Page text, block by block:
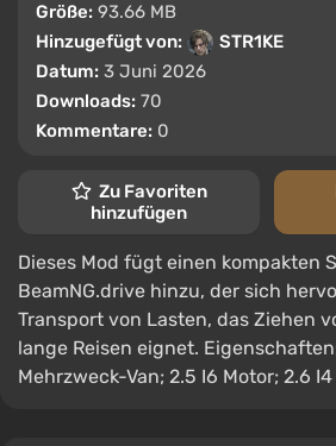
Größe: 93.66 MB
Hinzugefügt von:
STR1KE
Datum: 3 Juni 2026
Downloads: 70
Kommentare: 0
Zu Favoriten
hinzufügen
Dieses Mod fügt einen kompakten
BeamNG.drive hinzu, der sich
Transport von Lasten, das Ziehen
lange Reisen eignet.
Mehrzweck-Van; 2.5 I6 Motor; 2.6